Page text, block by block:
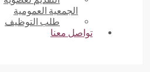
الجمعية العمومية
طلب التوظيف
تواصل معنا